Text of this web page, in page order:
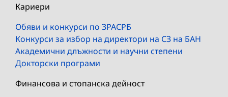
Кариери
Обяви и конкурси по ЗРАСРБ
Конкурси за избор на директори на СЗ на БАН
Академични длъжности и научни степени
Докторски програми
Финансова и стопанска дейност